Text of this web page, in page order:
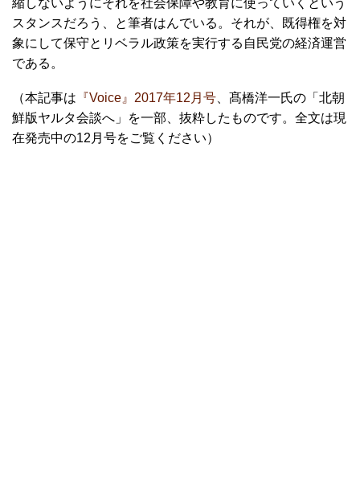
縮しないようにそれを社会保障や教育に使っていくという
スタンスだろう、と筆者はんでいる。それが、既得権を対
象にして保守とリベラル政策を実行する自民党の経済運営
である。
（本記事は 『Voice』2017年12月号 、髙橋洋一氏の「北朝
鮮版ヤルタ会談へ」を一部、抜粋したものです。全文は現
在発売中の12月号をご覧ください）